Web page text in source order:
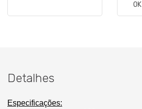
OK
Detalhes
Especificações: